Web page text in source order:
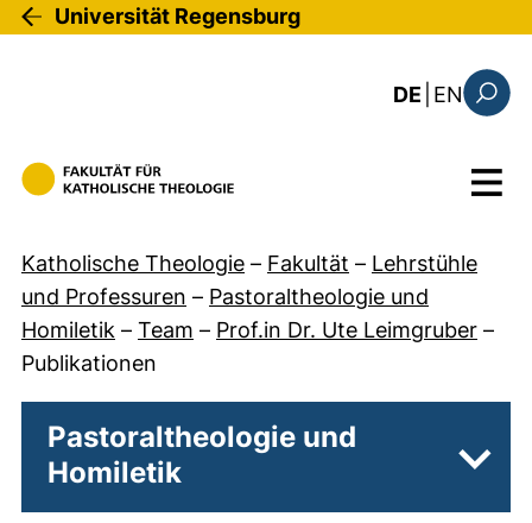
Direkt zum Inhalt
Universität Regensburg
DE EN: the
Menü
Katholische Theologie – Fakultät – Lehrstühle
und Professuren – Pastoraltheologie und
Homiletik – Team – Prof.in Dr. Ute Leimgruber –
Publikationen
Pastoraltheologie und
Homiletik